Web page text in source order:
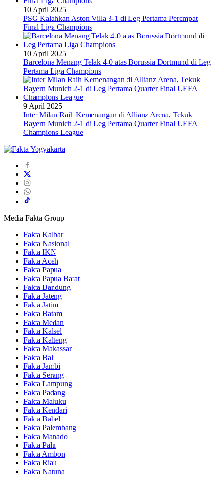
10 April 2025
PSG Kalahkan Aston Villa 3-1 di Leg Pertama Perempat
Final Liga Champions
10 April 2025
Barcelona Menang Telak 4-0 atas Borussia Dortmund di Leg
Pertama Liga Champions
9 April 2025
Inter Milan Raih Kemenangan di Allianz Arena, Tekuk
Bayern Munich 2-1 di Leg Pertama Quarter Final UEFA
Champions League
Media Fakta Group
Fakta Kalbar
Fakta Nasional
Fakta IKN
Fakta Aceh
Fakta Papua
Fakta Papua Barat
Fakta Bandung
Fakta Jateng
Fakta Jatim
Fakta Batam
Fakta Medan
Fakta Kalsel
Fakta Kalteng
Fakta Makassar
Fakta Bali
Fakta Jambi
Fakta Serang
Fakta Lampung
Fakta Padang
Fakta Maluku
Fakta Kendari
Fakta Babel
Fakta Palembang
Fakta Manado
Fakta Palu
Fakta Ambon
Fakta Riau
Fakta Natuna